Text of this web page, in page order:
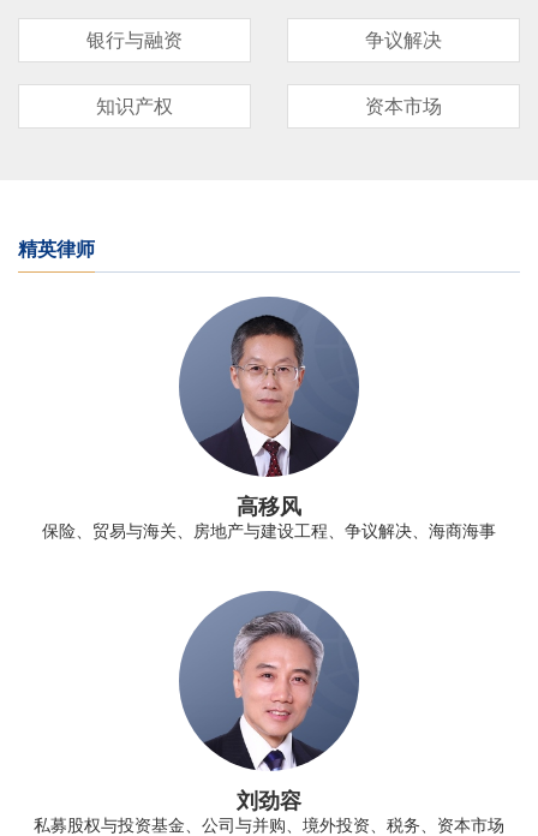
银行与融资 争议解决
知识产权 资本市场
精英律师
高移风
保险、贸易与海关、房地产与建设工程、争议解决、海商海事
刘劲容
私募股权与投资基金、公司与并购、境外投资、税务、资本市场